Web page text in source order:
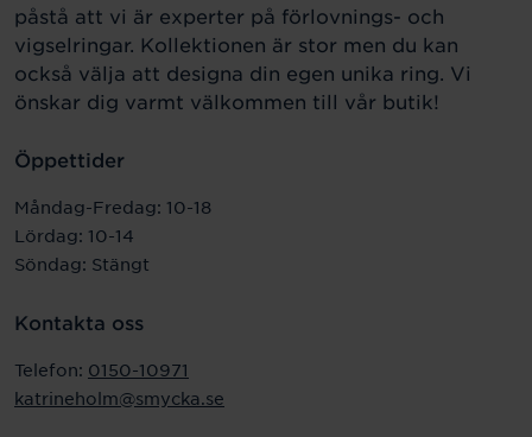
påstå att vi är experter på förlovnings- och
vigselringar. Kollektionen är stor men du kan
också välja att designa din egen unika ring. Vi
önskar dig varmt välkommen till vår butik!
Öppettider
Måndag-Fredag: 10-18
Lördag: 10-14
Söndag: Stängt
Kontakta oss
Telefon: 0150-10971
katrineholm@smycka.se